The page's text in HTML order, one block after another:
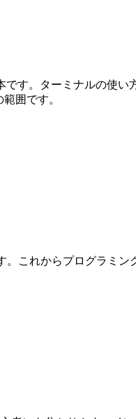
す。ターミナルの使
囲です。
これからプログラミ